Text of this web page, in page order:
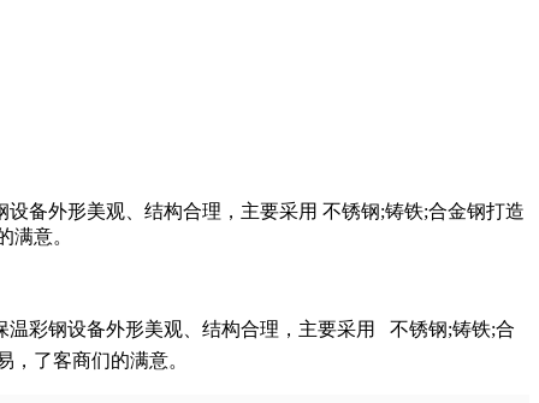
备外形美观、结构合理，主要采用 不锈钢;铸铁;合金钢打造
满意。
彩钢设备外形美观、结构合理，主要采用 不锈钢;铸铁;合
了客商们的满意。